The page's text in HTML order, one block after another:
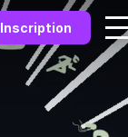
Inscription